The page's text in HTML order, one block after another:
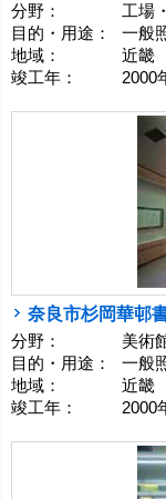
分野：
工場
目的・用途：
一般
地域：
近畿
竣工年：
2000
奈良市杉岡華邨
分野：
美術
目的・用途：
一般
地域：
近畿
竣工年：
2000